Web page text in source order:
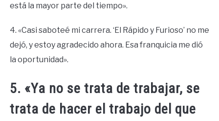
está la mayor parte del tiempo».
4. «Casi saboteé mi carrera. ‘El Rápido y Furioso’ no me
dejó, y estoy agradecido ahora. Esa franquicia me dió
la oportunidad».
5. «Ya no se trata de trabajar, se
trata de hacer el trabajo del que